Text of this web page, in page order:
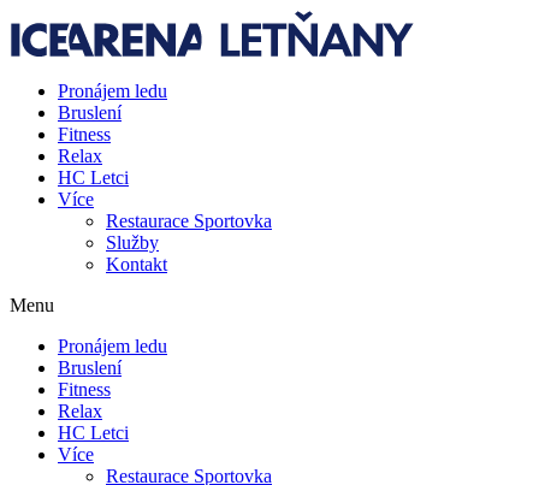
Přejít
obsahu
Pronájem ledu
Bruslení
Fitness
Relax
HC Letci
Více
Restaurace Sportovka
Služby
Kontakt
Menu
Pronájem ledu
Bruslení
Fitness
Relax
HC Letci
Více
Restaurace Sportovka